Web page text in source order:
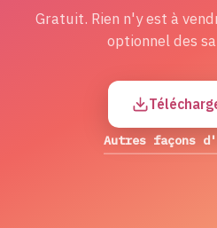
Gratuit. Rien n'y est à
optionnel des
Autres façons